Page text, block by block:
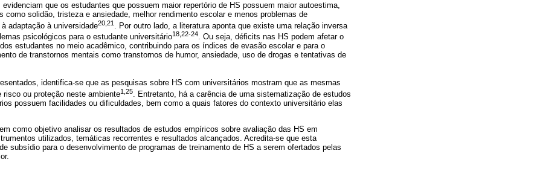
evidenciam que os estudantes que possuem maior repertório de HS possuem maior autoestima,
como solidão, tristeza e ansiedade, melhor rendimento escolar e menos problemas de
adaptação à universidade20,21
. Por outro lado, a literatura aponta que existe uma relação inversa
psicológicos para o estudante universitário18,22-24
. Ou seja, déficits nas HS podem afetar o
estudantes no meio acadêmico, contribuindo para os índices de evasão escolar e para o
de transtornos mentais como transtornos de humor, ansiedade, uso de drogas e tentativas de
identifica-se que as pesquisas sobre HS com universitários mostram que as mesmas
ou proteção neste ambiente1,25
. Entretanto, há a carência de uma sistematização de estudos
possuem facilidades ou dificuldades, bem como a quais fatores do contexto universitário elas
como objetivo analisar os resultados de estudos empíricos sobre avaliação das HS em
utilizados, temáticas recorrentes e resultados alcançados. Acredita-se que esta
subsídio para o desenvolvimento de programas de treinamento de HS a serem ofertados pelas